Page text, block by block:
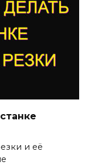
и её